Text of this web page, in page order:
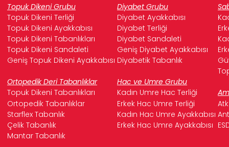
Topuk Dikeni Grubu Diyabet Grubu
Topuk Dikeni Terliği
Diyabet Ayakkabısı
Topuk Dikeni Ayakkabısı
Diyabet Terliği
Topuk Dikeni Tabanlıkları
Diyabet Sandaleti
Topuk Dikeni Sandaleti
Geniş Diyabet Ayakkabısı
Geniş Topuk Dikeni Ayakkabısı Diyabetik Tabanlık
Ortopedik Deri Tabanlıklar
Hac ve Umre Grubu
Topuk Dikeni Tabanlıkları
Kadın Umre Hac Terliği
Ortopedik Tabanlıklar
Erkek Hac Umre Terliği
Starflex Tabanlık
Kadın Hac Umre Ayakkabısı
Çelik Tabanlık
Erkek Hac Umre Ayakkabısı
Mantar Tabanlık